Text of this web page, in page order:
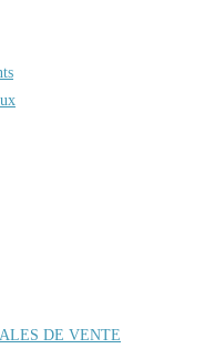
DE VENTE